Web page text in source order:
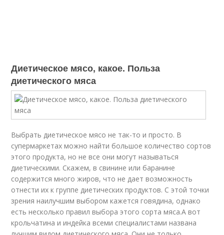
Диетическое мясо, какое. Польза
диетического мяса
Выбрать диетическое мясо не так-то и просто. В
супермаркетах можно найти большое количество сортов
этого продукта, но не все они могут называться
диетическими. Скажем, в свинине или баранине
содержится много жиров, что не дает возможность
отнести их к группе диетических продуктов. С этой точки
зрения наилучшим выбором кажется говядина, однако
есть несколько правил выбора этого сорта мяса.А вот
крольчатина и индейка всеми специалистами названа